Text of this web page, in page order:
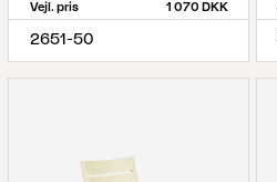
Vejl. pris 1 070 DKK
2651-50